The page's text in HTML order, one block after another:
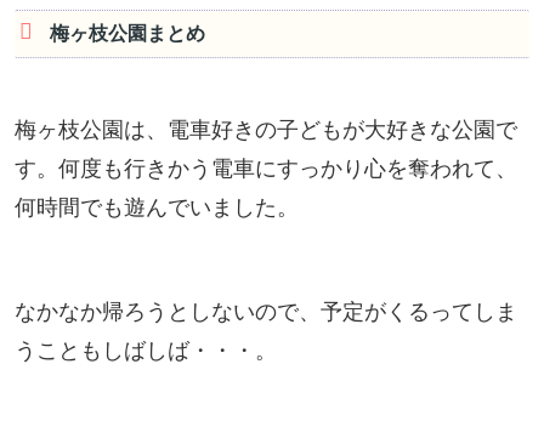
梅ヶ枝公園まとめ
梅ヶ枝公園は、電車好きの子どもが大好きな公園で
す。何度も行きかう電車にすっかり心を奪われて、
何時間でも遊んでいました。
なかなか帰ろうとしないので、予定がくるってしま
うこともしばしば・・・。